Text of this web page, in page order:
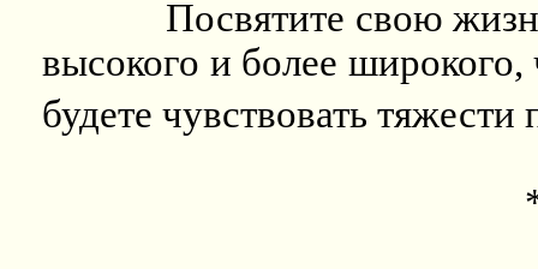
Посвятите свою
высокого и более
будете чувствовать